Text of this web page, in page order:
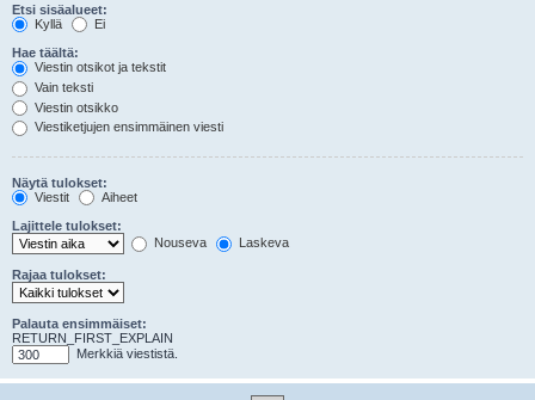
Etsi sisäalueet:
Kyllä
Ei
Hae täältä:
Viestin otsikot ja tekstit
Vain teksti
Viestin otsikko
Viestiketjujen ensimmäinen viesti
Näytä tulokset:
Viestit
Aiheet
Lajittele tulokset:
Nouseva
Laskeva
Rajaa tulokset:
Palauta ensimmäiset:
RETURN_FIRST_EXPLAIN
Merkkiä viestistä.